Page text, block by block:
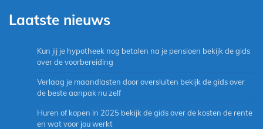
Laatste nieuws
Kun jij je hypotheek nog betalen na je pensioen bekijk de gids
over de voorbereiding
Verlaag je maandlasten door oversluiten bekijk de gids over
de beste aanpak nu zelf
Huren of kopen in 2025 bekijk de gids over de kosten de rente
en wat voor jou werkt